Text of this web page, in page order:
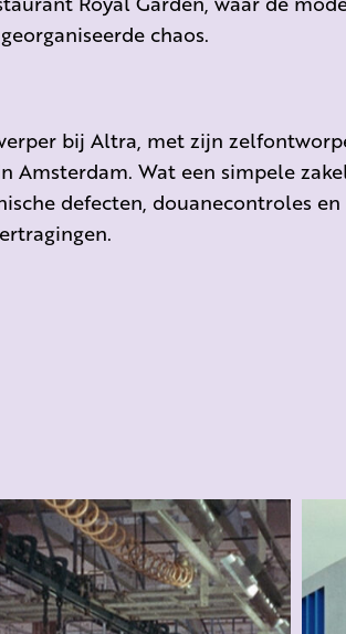
chaos.
bij Altra, met zijn
Amsterdam. Wat een simpele
defecten, douanecontroles en